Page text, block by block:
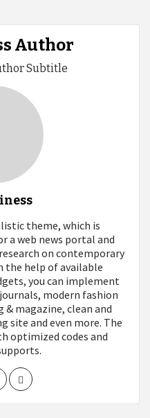
Author
Subtitle
theme, which is
a web news portal and
on contemporary
the help of available
you can implement
modern fashion
magazine, clean and
site and even more. The
optimized codes and